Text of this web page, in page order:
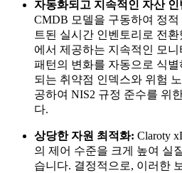
자동화되고 지속적인 자산 인
CMDB 모델을 구동하여 정적
트된 실시간 인벤토리로 전
에서 제공하는 지속적인 모
패턴의 변화를 자동으로 식
되는 취약점 인덱스와 위험
공하여 NIS2 규정 준수를 위
다.
상당한 자원 최적화: Claroty
의 제어 수준을 크게 높여 실
습니다. 결정적으로, 이러한